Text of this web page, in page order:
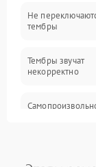
Аудио
Оптика
Не
тембры
Тембры звучат
некорректно